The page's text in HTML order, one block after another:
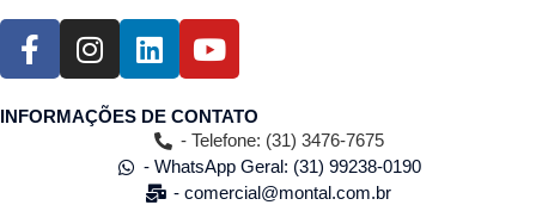
INFORMAÇÕES DE CONTATO
- Telefone: (31) 3476-7675
- WhatsApp Geral: (31) 99238-0190
- comercial@montal.com.br